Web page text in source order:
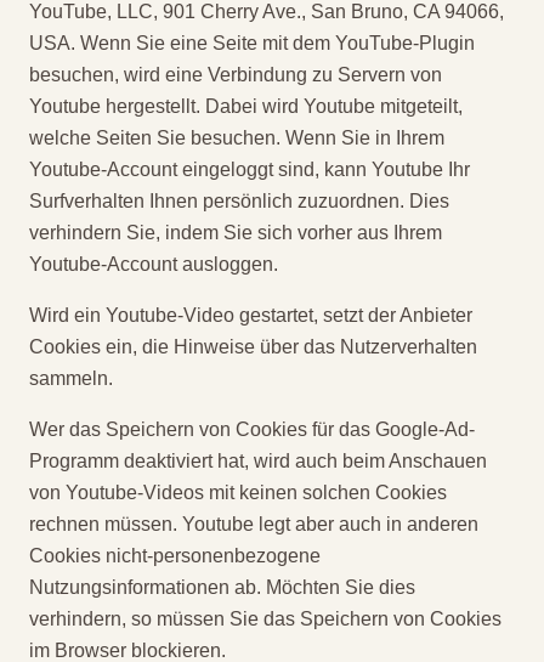
YouTube, LLC, 901 Cherry Ave., San Bruno, CA 94066,
USA. Wenn Sie eine Seite mit dem YouTube-Plugin
besuchen, wird eine Verbindung zu Servern von
Youtube hergestellt. Dabei wird Youtube mitgeteilt,
welche Seiten Sie besuchen. Wenn Sie in Ihrem
Youtube-Account eingeloggt sind, kann Youtube Ihr
Surfverhalten Ihnen persönlich zuzuordnen. Dies
verhindern Sie, indem Sie sich vorher aus Ihrem
Youtube-Account ausloggen.
Wird ein Youtube-Video gestartet, setzt der Anbieter
Cookies ein, die Hinweise über das Nutzerverhalten
sammeln.
Wer das Speichern von Cookies für das Google-Ad-
Programm deaktiviert hat, wird auch beim Anschauen
von Youtube-Videos mit keinen solchen Cookies
rechnen müssen. Youtube legt aber auch in anderen
Cookies nicht-personenbezogene
Nutzungsinformationen ab. Möchten Sie dies
verhindern, so müssen Sie das Speichern von Cookies
im Browser blockieren.